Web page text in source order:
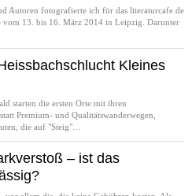
Autoren fotografierte ich für das literaturcafe.de
vom 13. bis 16. März 2014 in Leipzig. Darunter
Kleines
starten die ersten Orte mit ihren
Premium- und Qualitätswanderwegen,
die auf "Steig"…
– ist das